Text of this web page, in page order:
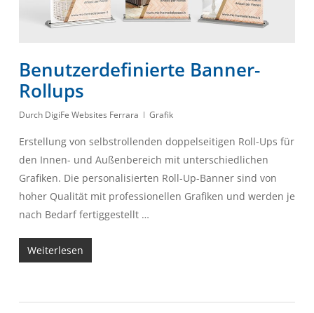
Benutzerdefinierte Banner-
Rollups
Durch DigiFe Websites Ferrara Grafik
Erstellung von selbstrollenden doppelseitigen Roll-Ups für
den Innen- und Außenbereich mit unterschiedlichen
Grafiken. Die personalisierten Roll-Up-Banner sind von
hoher Qualität mit professionellen Grafiken und werden je
nach Bedarf fertiggestellt …
Weiterlesen